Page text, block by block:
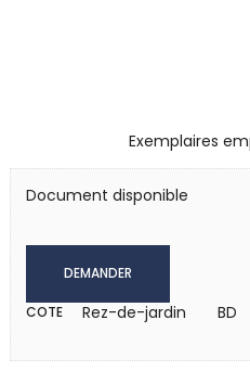
Exemplaires
Document disponible
DEMANDER
COTE Rez-de-jardin BD